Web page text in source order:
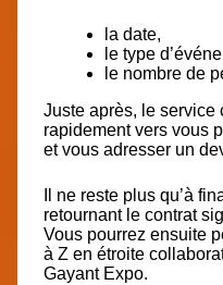
la date,
le type
le nombre de
Juste après, le service
rapidement vers vous
et vous adresser un
Il ne reste plus qu’à
retournant le contrat
Vous pourrez ensuite
à Z en étroite
Gayant Expo.